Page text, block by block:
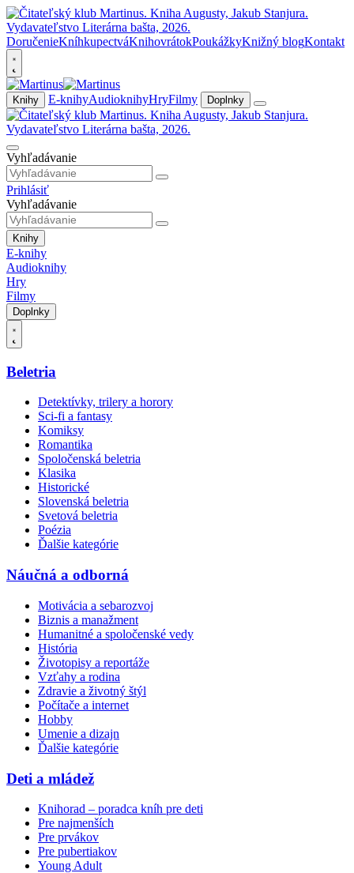
DoručenieKníhkupectváKnihovrátokPoukážkyKnižný blogKontakt
Knihy E-knihyAudioknihyHryFilmy Doplnky
Vyhľadávanie
Prihlásiť
Vyhľadávanie
Knihy
E-knihy
Audioknihy
Hry
Filmy
Doplnky
Beletria
Detektívky, trilery a horory
Sci-fi a fantasy
Komiksy
Romantika
Spoločenská beletria
Klasika
Historické
Slovenská beletria
Svetová beletria
Poézia
Ďalšie kategórie
Náučná a odborná
Motivácia a sebarozvoj
Biznis a manažment
Humanitné a spoločenské vedy
História
Životopisy a reportáže
Vzťahy a rodina
Zdravie a životný štýl
Počítače a internet
Hobby
Umenie a dizajn
Ďalšie kategórie
Deti a mládež
Knihorad – poradca kníh pre deti
Pre najmenších
Pre prvákov
Pre pubertiakov
Young Adult